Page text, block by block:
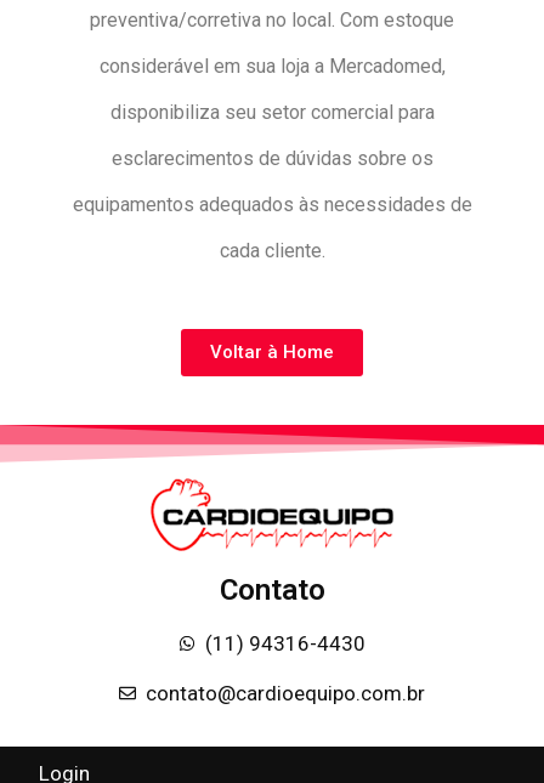
preventiva/corretiva no local. Com estoque
considerável em sua loja a Mercadomed,
disponibiliza seu setor comercial para
esclarecimentos de dúvidas sobre os
equipamentos adequados às necessidades de
cada cliente.
Voltar à Home
Contato
(11) 94316-4430
contato@cardioequipo.com.br
Login